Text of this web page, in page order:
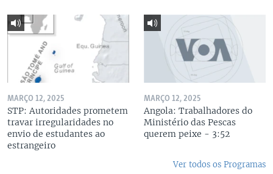
MARÇO 12, 2025
STP: Autoridades prometem
travar irregularidades no
envio de estudantes ao
estrangeiro
MARÇO 12, 2025
Angola: Trabalhadores do
Ministério das Pescas
querem peixe - 3:52
Ver todos os Programas